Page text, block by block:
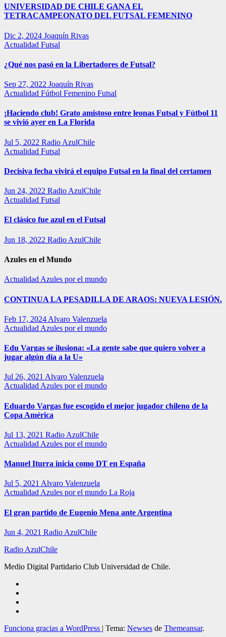
UNIVERSIDAD DE CHILE GANA EL
TETRACAMPEONATO DEL FUTSAL FEMENINO
Dic 2, 2024 Joaquín Rivas
Actualidad Futsal
¿Qué nos pasó en la Libertadores de Futsal?
Sep 27, 2022 Joaquín Rivas
Actualidad Fútbol Femenino Futsal
¡Haciendo club! Grato amistoso entre leonas Futsal y Fútbol 11
se vivió ayer en La Florida
Jul 5, 2022 Radio AzulChile
Actualidad Futsal
Decisiva fecha vivirá el equipo Futsal en la final del certamen
Jun 24, 2022 Radio AzulChile
Actualidad Futsal
El clásico fue azul en el Futsal
Jun 18, 2022 Radio AzulChile
Azules en el Mundo
Actualidad Azules por el mundo
CONTINUA LA PESADILLA DE ARAOS: NUEVA LESIÓN.
Feb 17, 2024 Alvaro Valenzuela
Actualidad Azules por el mundo
Edu Vargas se ilusiona: «La gente sabe que quiero volver a
jugar algún día a la U»
Jul 26, 2021 Alvaro Valenzuela
Actualidad Azules por el mundo
Eduardo Vargas fue escogido el mejor jugador chileno de la
Copa América
Jul 13, 2021 Radio AzulChile
Actualidad Azules por el mundo
Manuel Iturra inicia como DT en España
Jul 5, 2021 Alvaro Valenzuela
Actualidad Azules por el mundo La Roja
El gran partido de Eugenio Mena ante Argentina
Jun 4, 2021 Radio AzulChile
Radio AzulChile
Medio Digital Partidario Club Universidad de Chile.
Funciona gracias a WordPress | Tema: Newses de Themeansar.